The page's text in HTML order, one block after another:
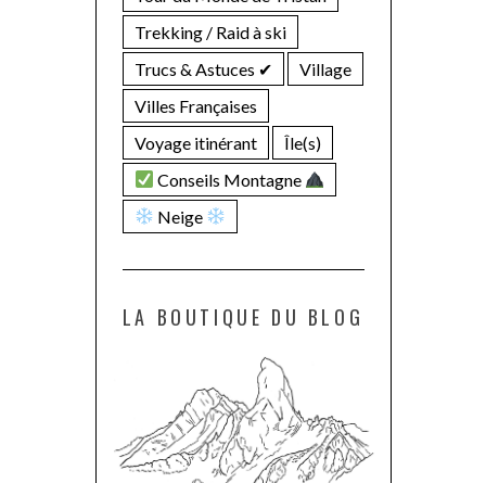
Trekking / Raid à ski
Trucs & Astuces ✔︎
Village
Villes Françaises
Voyage itinérant
Île(s)
Conseils Montagne
Neige
LA BOUTIQUE DU BLOG